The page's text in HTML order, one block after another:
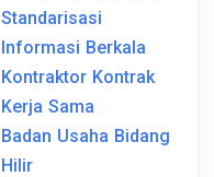
Standarisasi
Informasi Berkala
Kontraktor Kontrak
Kerja Sama
Badan Usaha Bidang
Hilir